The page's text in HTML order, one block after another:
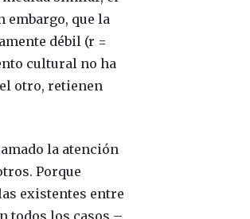
embargo, que la
débil (r =
cultural no ha
otro, retienen
la atención
Porque
existentes entre